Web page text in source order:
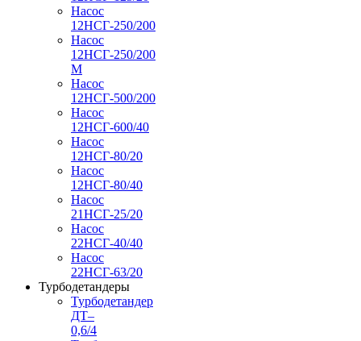
Насос
12НСГ-250/200
Насос
12НСГ-250/200
М
Насос
12НСГ-500/200
Насос
12НСГ-600/40
Насос
12НСГ-80/20
Насос
12НСГ-80/40
Насос
21НСГ-25/20
Насос
22НСГ-40/40
Насос
22НСГ-63/20
Турбодетандеры
Турбодетандер
ДТ–
0,6/4